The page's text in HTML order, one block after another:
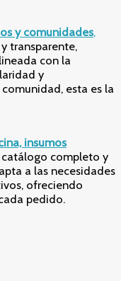
y comunidades,
transparente,
con la
y
esta es la
insumos
catálogo completo y
a las necesidades
ofreciendo
pedido.